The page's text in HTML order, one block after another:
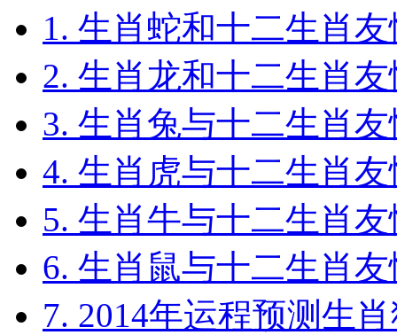
1. 生肖蛇和十二生肖友
2. 生肖龙和十二生肖友
3. 生肖兔与十二生肖友
4. 生肖虎与十二生肖友
5. 生肖牛与十二生肖友
6. 生肖鼠与十二生肖友
7. 2014年运程预测生